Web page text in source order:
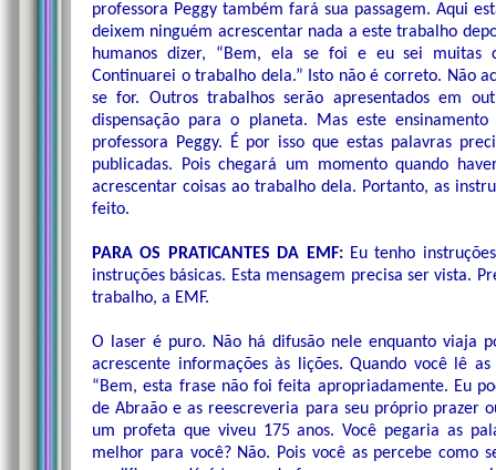
professora Peggy também fará sua passagem. Aqui
deixem ninguém acrescentar nada a este trabalho
humanos dizer, “Bem, ela se foi e eu sei muitas
Continuarei o trabalho dela.” Isto não é correto. Não
se for. Outros trabalhos serão apresentados em
dispensação para o planeta. Mas este
professora Peggy. É por isso que estas palavras
publicadas. Pois chegará um momento quando
acrescentar coisas ao trabalho dela. Portanto, as
feito.
PARA OS PRATICANTES DA EMF:Eu tenho
instruções básicas. Esta mensagem precisa ser vista.
trabalho, a EMF.
O laser é puro. Não há difusão nele enquanto viaja
acrescente informações às lições. Quando você lê
“Bem, esta frase não foi feita apropriadamente. Eu
de Abraão e as reescreveria para seu próprio prazer
um profeta que viveu 175 anos. Você pegaria as
melhor para você? Não. Pois você as percebe como